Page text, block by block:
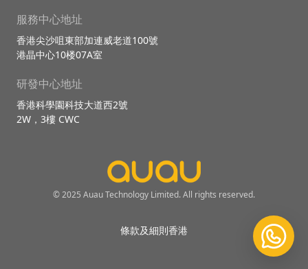
服務中心地址
香港尖沙咀東部加連威老道100號
港晶中心10楼07A室
研發中心地址
香港科學園科技大道西2號
2W，3樓 CWC
© 2025 Auau Technology Limited. All rights reserved.
條款及細則香港